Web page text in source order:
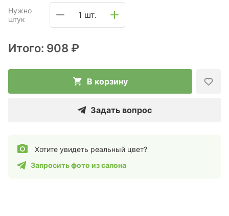
Нужно
штук
1 шт.
Итого: 908 ₽
В корзину
Задать вопрос
Хотите увидеть реальный цвет?
Запросить фото из салона